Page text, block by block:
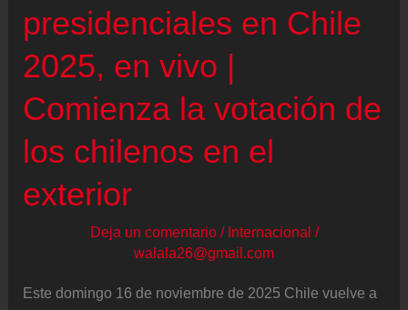
hermoso”
presidenciales en Chile
2025, en vivo |
Comienza la votación de
los chilenos en el
exterior
Deja un comentario / Internacional /
walala26@gmail.com
Este domingo 16 de noviembre de 2025 Chile vuelve a